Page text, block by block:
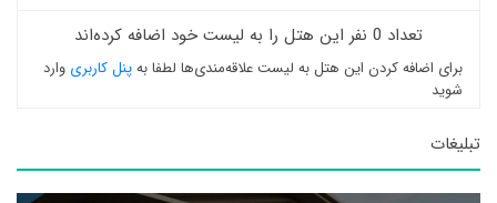
تعداد 0 نفر این هتل را به لیست خود اضافه کرده‌اند
برای اضافه کردن این هتل به لیست علاقه‌مندی‌ها لطفا بهپنل کاربری وارد
شوید
تبلیغات